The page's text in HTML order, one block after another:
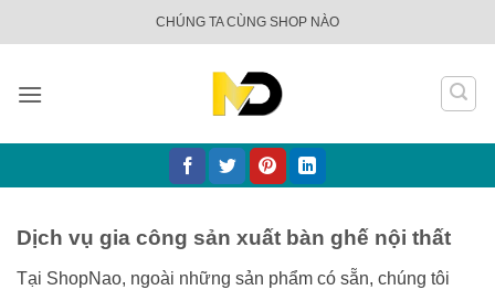
qua
dung
CHÚNG TA CÙNG SHOP NÀO
Dịch vụ gia công sản xuất bàn ghế nội thất
Tại ShopNao, ngoài những sản phẩm có sẵn, chúng tôi